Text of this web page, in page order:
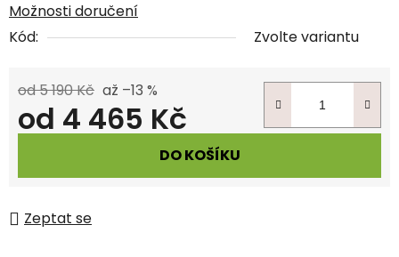
Možnosti doručení
Kód:
Zvolte variantu
od 5 190 Kč až –13 %
od 4 465 Kč
DO KOŠÍKU
Zeptat se